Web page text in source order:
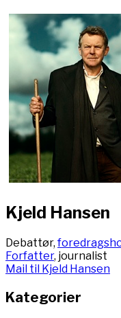
Kjeld Hansen
Debattør,
Forfatter, journalist
Mail til Kjeld Hansen
Kategorier